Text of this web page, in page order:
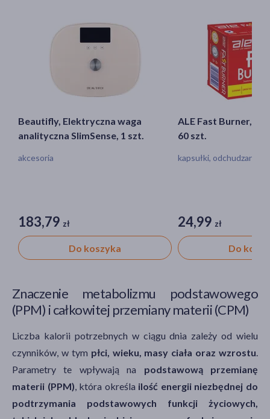
Beautifly, Elektryczna waga
analityczna SlimSense, 1 szt.
akcesoria
183,79 zł
Do koszyka
ALE Fast Burner,
60 szt.
kapsułki, odchudzanie
24,99 zł
Do
Znaczenie metabolizmu podstawowego
(PPM) i całkowitej przemiany materii (CPM)
Liczba kalorii potrzebnych w ciągu dnia zależy od wielu
czynników, w tym płci, wieku, masy ciała oraz wzrostu.
Parametry te wpływają na podstawową przemianę
materii (PPM), która określa ilość energii niezbędnej do
podtrzymania podstawowych funkcji życiowych,